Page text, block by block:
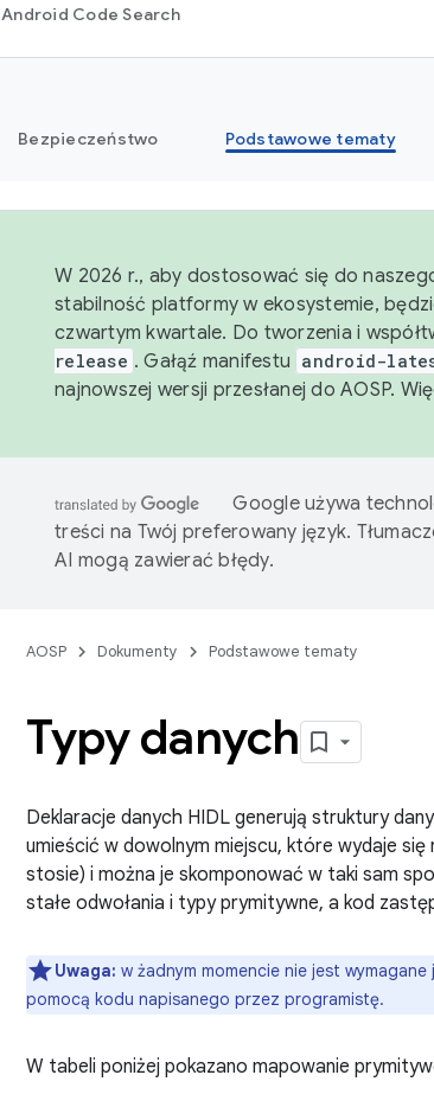
Android Code Search
Bezpieczeństwo Podstawowe tematy
W 2026 r., aby dostosować się do
stabilność platformy w ekosystemie,
czwartym kwartale. Do tworzenia i
release . Gałąź manifestu android-
najnowszej wersji przesłanej do AOSP.
Google używa
treści na Twój preferowany język.
AI mogą zawierać błędy.
AOSP Dokumenty Podstawowe tematy
Typy danych
Deklaracje danych HIDL generują struktury
umieścić w dowolnym miejscu, które wydaje
stosie) i można je skomponować w taki sam
stałe odwołania i typy prymitywne, a kod
Uwaga: w żadnym momencie nie jest
pomocą kodu napisanego przez programistę.
W tabeli poniżej pokazano mapowanie